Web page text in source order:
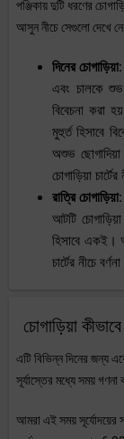
পঞ্জিকায় দুটি ধরণের
আসুন নীচে সেগুলো দেখে
দিনের চোগাড়িয়া:
এবং চালকে শুভ
বিবেচনা করা
মুহুর্ত হিসাবে
অশুভ
চোগাড়িয়া
রাত্রি
আটটি
হিসাবে একই।
চার্টের নীচে
চোগাড়িয়া
এটি বিভিন্ন দিনের জন্য
সূর্যাস্তের মধ্যে সময়
আমরা এই সময় সূর্যোদয়ের